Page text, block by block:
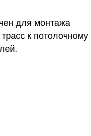
для монтажа
к потолочному